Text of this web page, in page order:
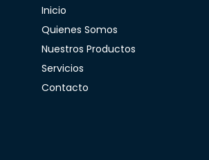
Inicio
Quienes Somos
Nuestros Productos
Servicios
Contacto